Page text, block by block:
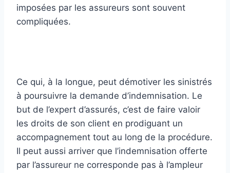
imposées par les assureurs sont souvent
compliquées.
Ce qui, à la longue, peut démotiver les sinistrés
à poursuivre la demande d’indemnisation. Le
but de l’expert d’assurés, c’est de faire valoir
les droits de son client en prodiguant un
accompagnement tout au long de la procédure.
Il peut aussi arriver que l’indemnisation offerte
par l’assureur ne corresponde pas à l’ampleur